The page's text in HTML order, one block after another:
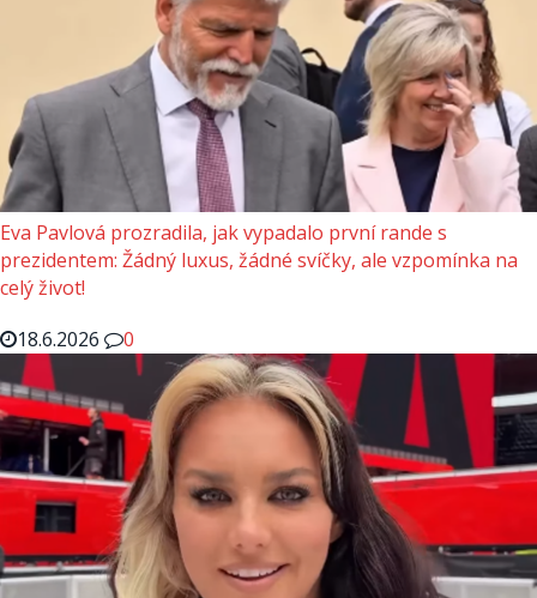
Eva Pavlová prozradila, jak vypadalo první rande s
prezidentem: Žádný luxus, žádné svíčky, ale vzpomínka na
celý život!
18.6.2026
0